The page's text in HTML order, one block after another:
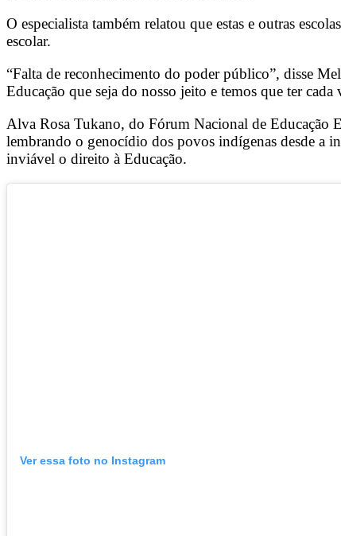
O especialista também relatou que estas e outras
escolar.
“Falta de reconhecimento do poder público”, disse
Educação que seja do nosso jeito e temos que ter
Alva Rosa Tukano, do Fórum Nacional de Educação
lembrando o genocídio dos povos indígenas desde a
inviável o direito à Educação.
Ver essa foto no Instagram